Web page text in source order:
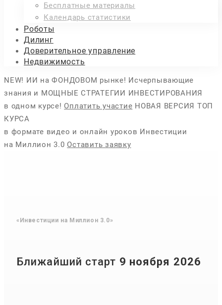
Бесплатные материалы
Календарь статистики
Роботы
Дилинг
Доверительное управление
Недвижимость
Курс
обучения
«Инвестиции
Миллион
3.0»
NEW! ИИ на ФОНДОВОМ рынке! Исчерпывающие
знания и МОЩНЫЕ СТРАТЕГИИ ИНВЕСТИРОВАНИЯ
в одном курсе! Оплатить участие НОВАЯ ВЕРСИЯ ТОП
КУРСА
в формате видео и онлайн уроков Инвестиции
на Миллион 3.0 Оставить заявку
«Инвестиции на Миллион 3.0»
Ближайший старт 9 ноября 2026